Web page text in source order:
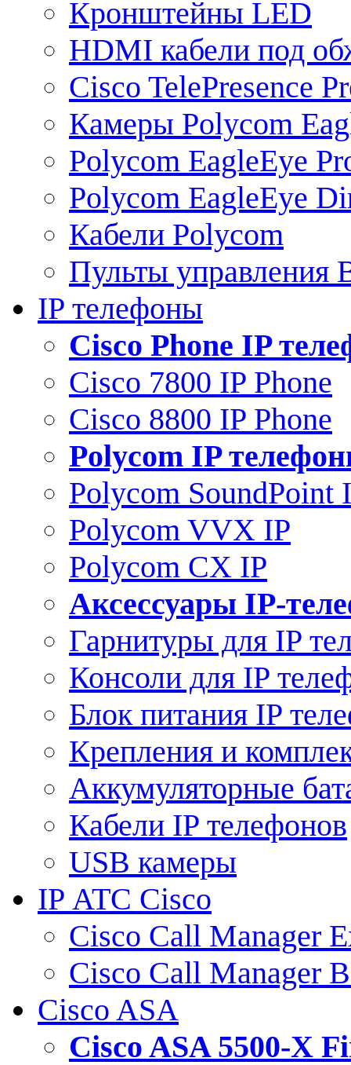
Кронштейны LED
HDMI кабели под
Cisco TelePresence
Камеры Polycom
Polycom EagleEye
Polycom EagleEye
Кабели Polycom
Пульты управления
IP телефоны
Сisco Phone IP
Cisco 7800 IP Phone
Cisco 8800 IP Phone
Polycom IP
Polycom SoundPoint
Polycom VVX IP
Polycom CX IP
Аксессуары IP-
Гарнитуры для IP
Консоли для IP
Блок питания IP
Крепления и
Аккумуляторные
Кабели IP телефонов
USB камеры
IP АТС Cisco
Cisco Call Manager
Cisco Call Manager
Cisco ASA
Cisco ASA 5500-X